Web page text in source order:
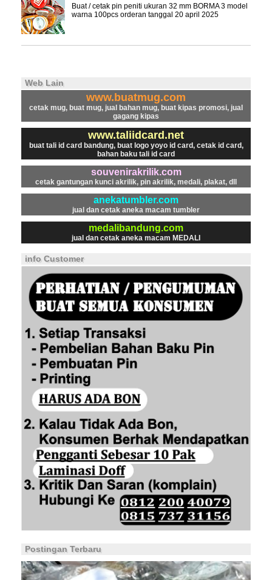
Buat / cetak pin peniti ukuran 32 mm BORMA 3 model
warna 100pcs orderan tanggal 20 april 2025
Web Lain
www.buatmug.com
cetak mug, buat mug, jual bahan mug, buat kipas promosi, jual
gagang kipas
www.taliidcard.net
buat tali id card bandung, buat logo yoyo id card, cetak id card,
bahan baku tali id card
souvenirakrilik.com
cetak gantungan kunci akrilik, pin akrilik, medali, plakat, dll
anekatumbler.com
jual dan cetak aneka macam tumbler
medalibandung.com
jual dan cetak aneka macam MEDALI
info Customer
Postingan Terbaru